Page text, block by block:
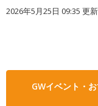
2026年5月25日 09:35 更新
GWイベント・